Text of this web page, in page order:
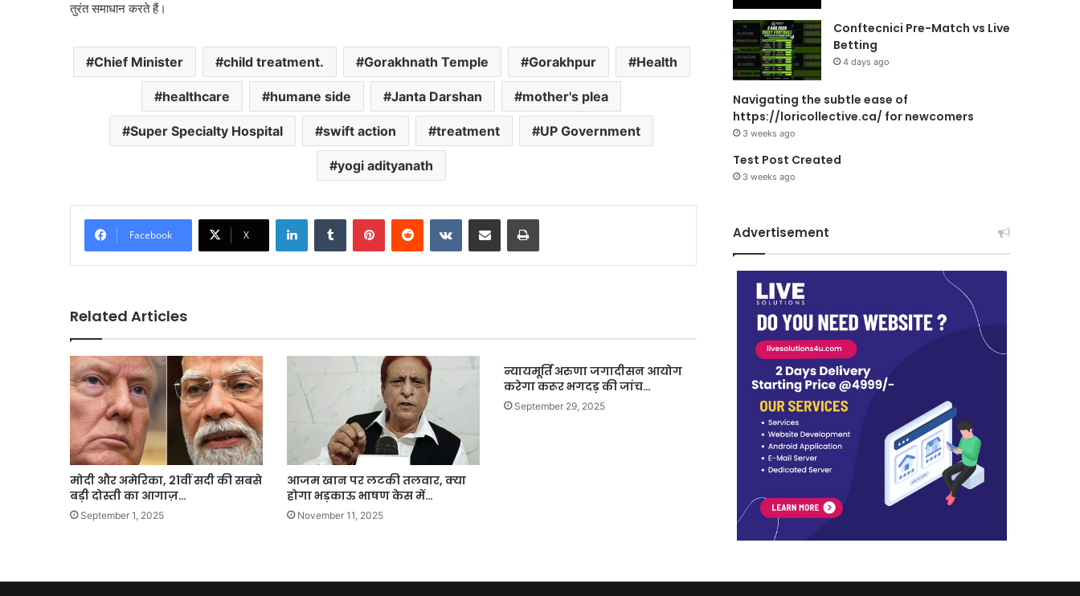
तुरंत समाधान करते हैं।
Chief Minister child treatment. Gorakhnath Temple Gorakhpur Health
healthcare humane side Janta Darshan mother's plea
Super Specialty Hospital swift action treatment UP Government
yogi adityanath
Facebook X
LinkedInTumblr PinterestReddit VKontakteShare via Email Print
Related Articles
मोदी और अमेरिका, 21वीं सदी की सबसे
बड़ी दोस्ती का आगाज़…
September 1, 2025
आजम खान पर लटकी तलवार, क्या
होगा भड़काऊ भाषण केस में…
November 11, 2025
न्यायमूर्ति अरुणा जगादीसन आयोग
करेगा करूर भगदड़ की जांच…
September 29, 2025
Conftecnici Pre-Match vs Live
Betting
4 days ago
Navigating the subtle ease of
https://loricollective.ca/ for newcomers
3 weeks ago
Test Post Created
3 weeks ago
Advertisement